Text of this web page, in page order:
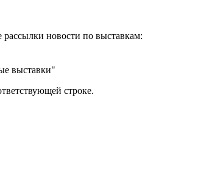
новости по выставкам:
выставки"
строке.